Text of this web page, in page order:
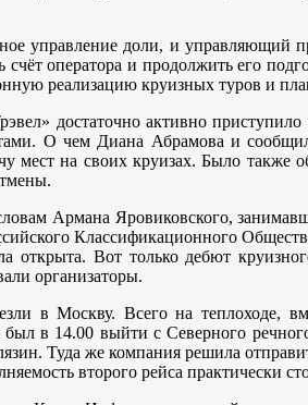
управление доли, и управляющий
счёт оператора и продолжить его
реализацию круизных туров и
достаточно активно
О чем Диана Абрамова и
мест на своих круизах. Было
Армана Яровиковского,
Классификационного
открыта. Вот только дебют
организаторы.
в Москву. Всего на теплоходе,
в 14.00 выйти с Северного
Туда же компания решила
второго рейса практически